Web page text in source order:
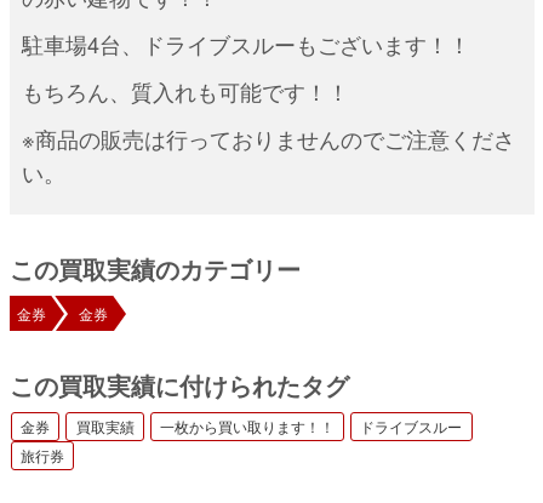
駐車場4台、ドライブスルーもございます！！
もちろん、質入れも可能です！！
※商品の販売は行っておりませんのでご注意くださ
い。
この買取実績のカテゴリー
金券 金券
この買取実績に付けられたタグ
金券 買取実績 一枚から買い取ります！！
ドライブスルー
旅行券